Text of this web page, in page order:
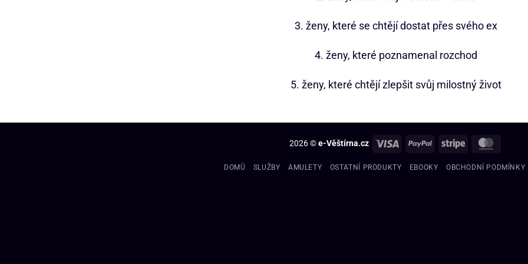
3. ženy, které se chtějí dostat přes svého ex
4. ženy, které poznamenal rozchod
5. ženy, které chtějí zlepšit svůj milostný život
2026 ©e-Věštírna.cz
DOMŮ SLUŽBY AMULETY OSTATNÍ PRODUKTY EBOOKY OBCHODNÍ PODMÍNKY